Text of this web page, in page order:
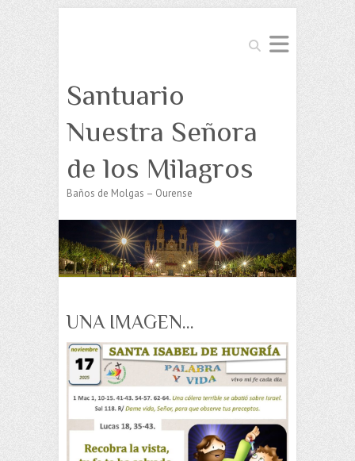
Buscar
Santuario
Nuestra Señora
de los Milagros
Baños de Molgas – Ourense
UNA IMAGEN…